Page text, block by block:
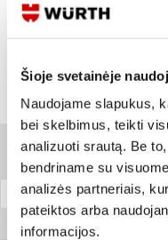
Šioje svetainėje
Naudojame slapukus,
bei skelbimus, teikti
analizuoti srautą. Be
bendriname su
analizės partneriais,
pateiktos arba
informacijos.
Skambinti:+370 694
Variantai
Pakuotė
0558 990 1